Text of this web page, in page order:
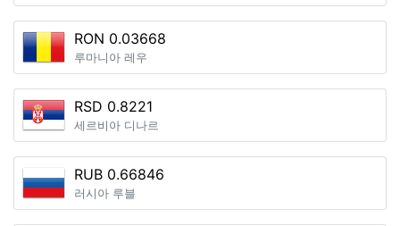
RON 0.03668
루마니아 레우
RSD 0.8221
세르비아 디나르
RUB 0.66846
러시아 루블